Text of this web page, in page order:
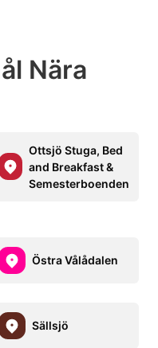
Nära
Ottsjö Stuga, Bed
and Breakfast &
Semesterboenden
Östra Vålådalen
Sällsjö